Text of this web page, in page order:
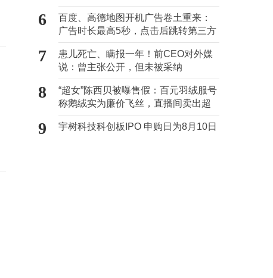
族”浮出水面？
6
百度、高德地图开机广告卷土重来：
广告时长最高5秒，点击后跳转第三方
7
患儿死亡、瞒报一年！前CEO对外媒
说：曾主张公开，但未被采纳
8
“超女”陈西贝被曝售假：百元羽绒服号
称鹅绒实为廉价飞丝，直播间卖出超
百万元
9 宇树科技科创板IPO 申购日为8月10日